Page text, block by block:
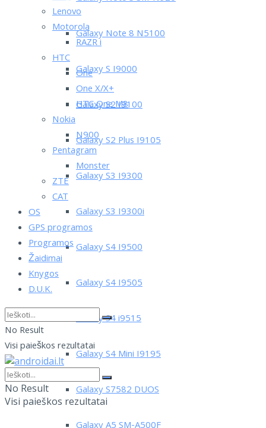
Galaxy Note 8 N5100
Galaxy S I9000
Galaxy S2 I9100
Galaxy S2 Plus I9105
Galaxy S3 I9300
Galaxy S3 I9300i
Galaxy S4 I9500
Galaxy S4 I9505
Galaxy S4 i9515
Galaxy S4 Mini I9195
Galaxy S7582 DUOS
Lenovo
Motorola
RAZR i
HTC
One
One X/X+
HTC One M8
Nokia
N900
Pentagram
Monster
ZTE
CAT
OS
GPS programos
Programos
Žaidimai
Knygos
D.U.K.
No Result
Visi paieškos rezultatai
No Result
Visi paieškos rezultatai